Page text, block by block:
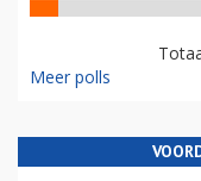
Meer polls